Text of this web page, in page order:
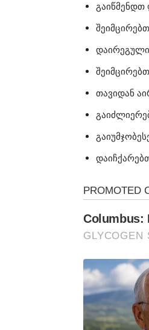
გაიწმენდთ
თავიდან